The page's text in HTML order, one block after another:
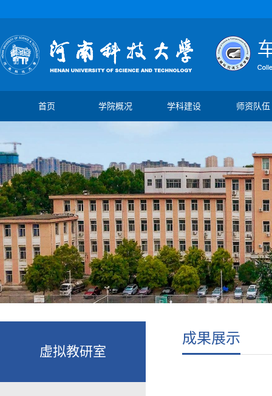
首页 学院概况 学科建设 师资队伍
虚拟教研室
成果展示